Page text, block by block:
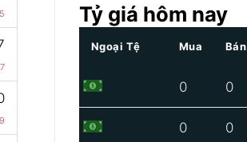
Tỷ giá hôm nay
Ngoại Tệ Mua Bán
0 0
0 0